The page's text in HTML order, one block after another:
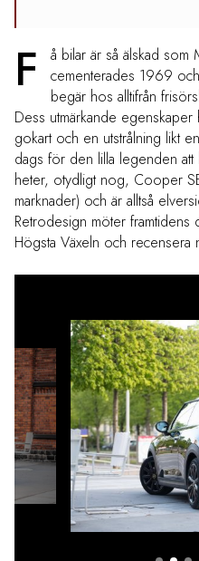
F
å bilar är så älskad som
cementerades 1969
begär hos alltifrån
Dess utmärkande
gokart och en utstrålning likt
dags för den lilla legenden att
heter, otydligt nog, Cooper
marknader) och är alltså
Retrodesign möter framtidens
Högsta Växeln och